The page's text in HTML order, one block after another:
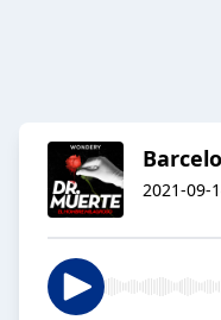
2021-09-